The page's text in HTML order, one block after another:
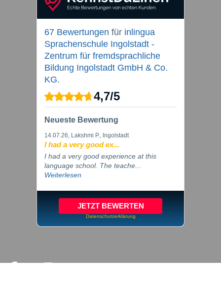
67 Bewertungen für inlingua
Sprachenschule Ingolstadt -
Zentrum für fremdsprachliche
Bildung Ingolstadt GmbH & Co.
KG.
4,7/5
Neueste Bewertung
14.07.26, Lakshmi P., Ingolstadt
I had a very good ex...
I had a very good experience at this
language school. The teache...
Weiterlesen
JETZT BEWERTEN
Datenschutzerklärung